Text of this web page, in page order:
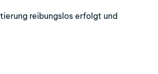
reibungslos erfolgt und